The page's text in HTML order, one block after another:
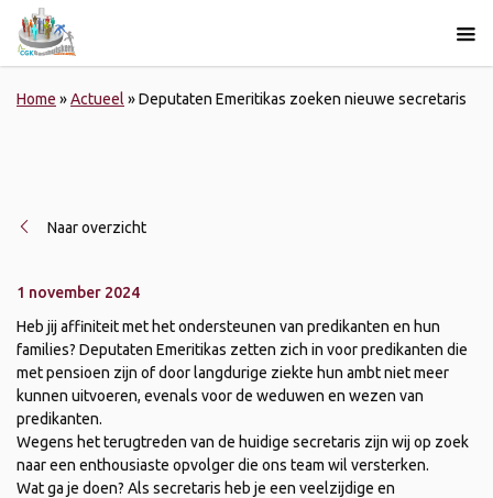
Home »Actueel »Deputaten Emeritikas zoeken nieuwe secretaris
Naar overzicht
1 november 2024
Heb jij affiniteit met het ondersteunen van predikanten en hun
families? Deputaten Emeritikas zetten zich in voor predikanten die
met pensioen zijn of door langdurige ziekte hun ambt niet meer
kunnen uitvoeren, evenals voor de weduwen en wezen van
predikanten.
Wegens het terugtreden van de huidige secretaris zijn wij op zoek
naar een enthousiaste opvolger die ons team wil versterken.
Wat ga je doen? Als secretaris heb je een veelzijdige en